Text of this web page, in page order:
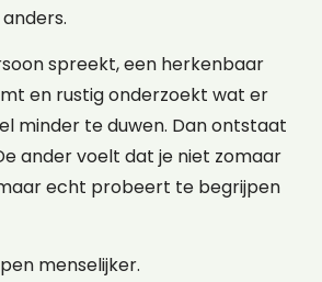
spreekt, een herkenbaar
en rustig onderzoekt wat er
minder te duwen. Dan ontstaat
ander voelt dat je niet zomaar
echt probeert te begrijpen
menselijker.